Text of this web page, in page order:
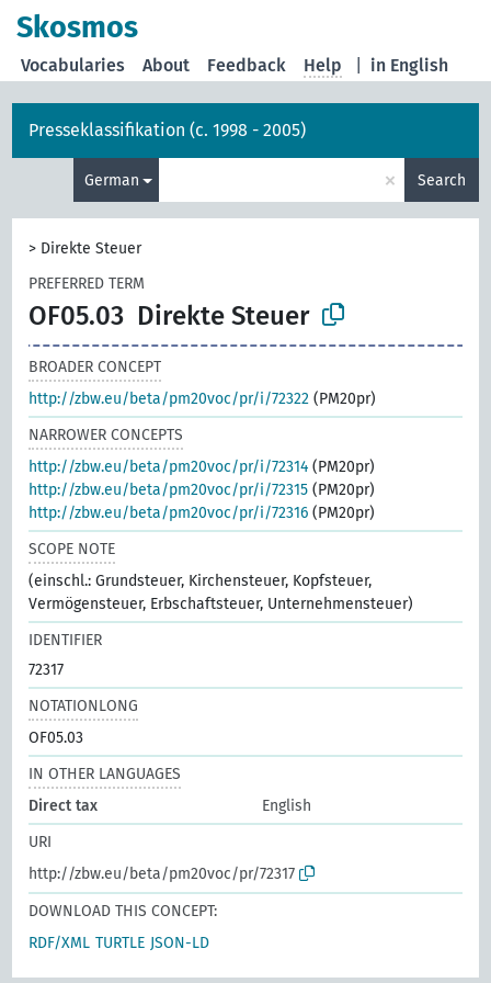
Skosmos
in English
Vocabularies About Feedback Help
Presseklassifikation (c. 1998 - 2005)
German × Search
> Direkte Steuer
PREFERRED TERM
OF05.03 Direkte Steuer
BROADER CONCEPT
http://zbw.eu/beta/pm20voc/pr/i/72322 (PM20pr)
NARROWER CONCEPTS
http://zbw.eu/beta/pm20voc/pr/i/72314 (PM20pr)
http://zbw.eu/beta/pm20voc/pr/i/72315 (PM20pr)
http://zbw.eu/beta/pm20voc/pr/i/72316 (PM20pr)
SCOPE NOTE
(einschl.: Grundsteuer, Kirchensteuer, Kopfsteuer,
Vermögensteuer, Erbschaftsteuer, Unternehmensteuer)
IDENTIFIER
72317
NOTATIONLONG
OF05.03
IN OTHER LANGUAGES
Direct tax
English
URI
http://zbw.eu/beta/pm20voc/pr/72317
DOWNLOAD THIS CONCEPT:
RDF/XML TURTLE JSON-LD